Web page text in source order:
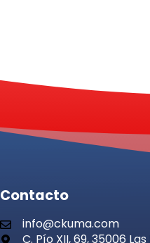
Contacto
info@ckuma.com
C. Pío XII, 69, 35006